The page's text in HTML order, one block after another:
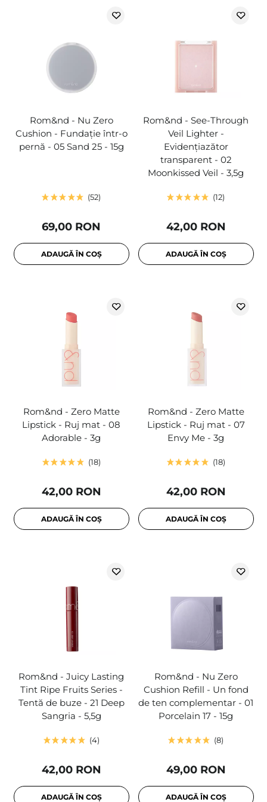
Rom&nd - Nu Zero
Cushion - Fundație într-o
pernă - 05 Sand 25 - 15g
52
69,00 RON
ADAUGĂ ÎN COȘ
Rom&nd - See-Through
Veil Lighter -
Evidențiazător
transparent - 02
Moonkissed Veil - 3,5g
12
42,00 RON
ADAUGĂ ÎN COȘ
Rom&nd - Zero Matte
Lipstick - Ruj mat - 08
Adorable - 3g
18
42,00 RON
ADAUGĂ ÎN COȘ
Rom&nd - Zero Matte
Lipstick - Ruj mat - 07
Envy Me - 3g
18
42,00 RON
ADAUGĂ ÎN COȘ
Rom&nd - Juicy Lasting
Tint Ripe Fruits Series -
Tentă de buze - 21 Deep
Sangria - 5,5g
4
42,00 RON
ADAUGĂ ÎN COȘ
Rom&nd - Nu Zero
Cushion Refill - Un fond
de ten complementar - 01
Porcelain 17 - 15g
8
49,00 RON
ADAUGĂ ÎN COȘ